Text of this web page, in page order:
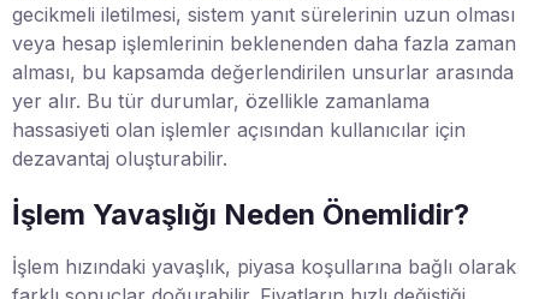
gecikmeli iletilmesi, sistem yanıt sürelerinin uzun olması
veya hesap işlemlerinin beklenenden daha fazla zaman
alması, bu kapsamda değerlendirilen unsurlar arasında
yer alır. Bu tür durumlar, özellikle zamanlama
hassasiyeti olan işlemler açısından kullanıcılar için
dezavantaj oluşturabilir.
İşlem Yavaşlığı Neden Önemlidir?
İşlem hızındaki yavaşlık, piyasa koşullarına bağlı olarak